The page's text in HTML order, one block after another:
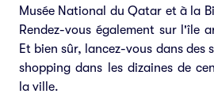
Musée National du Qatar et à la
Rendez-vous également sur l'île
Et bien sûr, lancez-vous dans des
shopping dans les dizaines de
la ville.